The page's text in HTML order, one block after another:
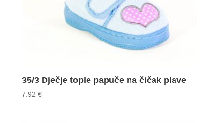
35/3 Dječje tople papuče na čičak plave
7.92 €